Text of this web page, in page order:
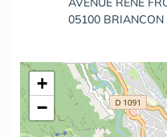
05100 BRIANCON
+
−